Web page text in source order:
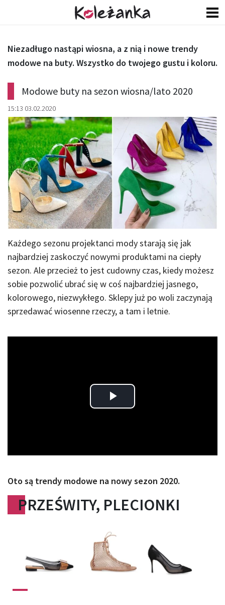
Modowe buty na sezon wiosna/lato 2020
15:13 03.02.2020
Niezadługo nastąpi wiosna, a z nią i nowe trendy
modowe na buty. Wszystko do twojego gustu i koloru.
Każdego sezonu projektanci mody starają się jak
najbardziej zaskoczyć nowymi produktami na ciepły
sezon. Ale przecież to jest cudowny czas, kiedy możesz
sobie pozwolić ubrać się w coś najbardziej jasnego,
kolorowego, niezwykłego. Sklepy już po woli zaczynają
sprzedawać wiosenne rzeczy, a tam i letnie.
Play
Oto są trendy modowe na nowy sezon 2020.
PRZEŚWITY, PLECIONKI